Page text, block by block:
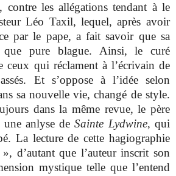
contre les allégations tendant à le
Léo Taxil, lequel, après avoir
par le pape, a fait savoir que sa
que pure blague. Ainsi, le curé
ceux qui réclament à l’écrivain de
Et s’oppose à l’idée selon
sa nouvelle vie, changé de style.
dans la même revue, le père
une anlyse deSainte Lydwine, qui
La lecture de cette hagiographie
d’autant que l’auteur inscrit son
mystique telle que l’entend